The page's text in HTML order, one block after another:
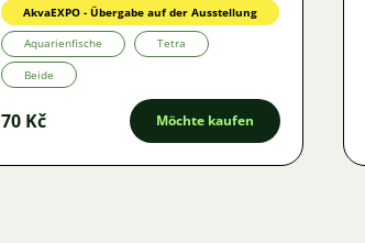
AkvaEXPO - Übergabe auf der Ausstellung
Aquarienfische Tetra
Beide
70 Kč Möchte kaufen